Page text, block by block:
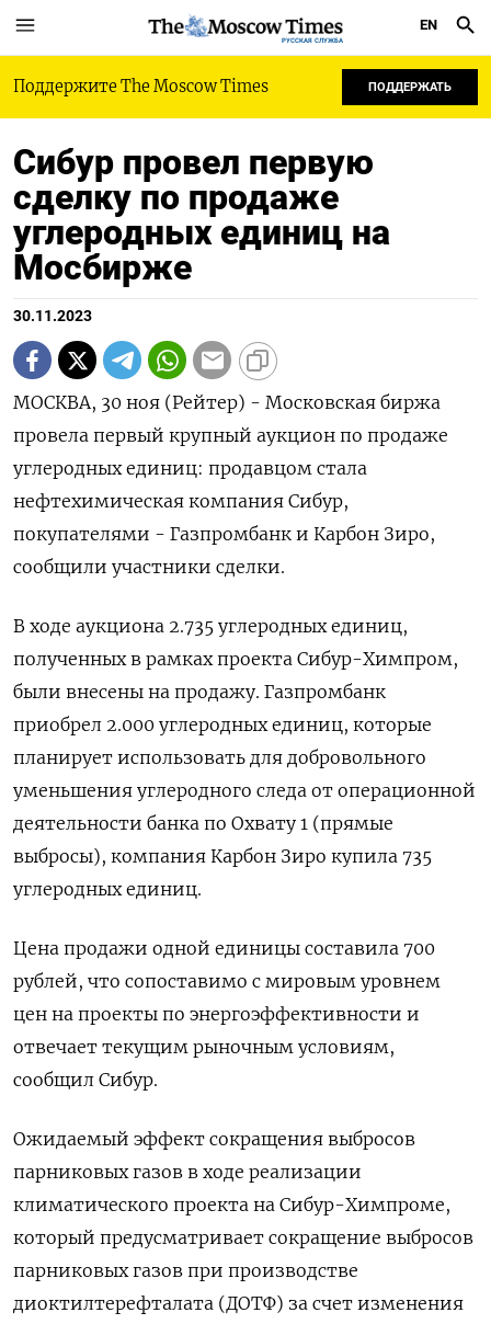
РУССКАЯ СЛУЖБА
EN
Поддержите The Moscow Times ПОДДЕРЖАТЬ
Сибур провел первую
сделку по продаже
углеродных единиц на
Мосбирже
30.11.2023
МОСКВА, 30 ноя (Рейтер) - Московская биржа
провела первый крупный аукцион по продаже
углеродных единиц: продавцом стала
нефтехимическая компания Сибур,
покупателями - Газпромбанк и Карбон Зиро,
сообщили участники сделки.
В ходе аукциона 2.735 углеродных единиц,
полученных в рамках проекта Сибур-Химпром,
были внесены на продажу. Газпромбанк
приобрел 2.000 углеродных единиц, которые
планирует использовать для добровольного
уменьшения углеродного следа от операционной
деятельности банка по Охвату 1 (прямые
выбросы), компания Карбон Зиро купила 735
углеродных единиц.
Цена продажи одной единицы составила 700
рублей, что сопоставимо с мировым уровнем
цен на проекты по энергоэффективности и
отвечает текущим рыночным условиям,
сообщил Сибур.
Ожидаемый эффект сокращения выбросов
парниковых газов в ходе реализации
климатического проекта на Сибур-Химпроме,
который предусматривает сокращение выбросов
парниковых газов при производстве
диоктилтерефталата (ДОТФ) за счет изменения